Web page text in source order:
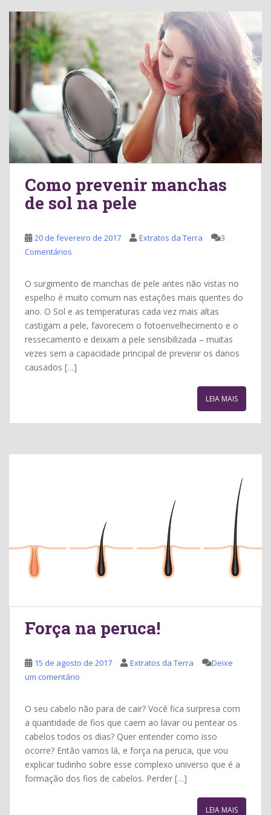
Como prevenir manchas
de sol na pele
20 de fevereiro de 2017 Extratos da Terra
3
Comentários
O surgimento de manchas de pele antes não vistas no
espelho é muito comum nas estações mais quentes do
ano. O Sol e as temperaturas cada vez mais altas
castigam a pele, favorecem o fotoenvelhecimento e o
ressecamento e deixam a pele sensibilizada – muitas
vezes sem a capacidade principal de prevenir os danos
causados […]
LEIA MAIS
Força na peruca!
15 de agosto de 2017 Extratos da Terra
Deixe
um comentário
O seu cabelo não para de cair? Você fica surpresa com
a quantidade de fios que caem ao lavar ou pentear os
cabelos todos os dias? Quer entender como isso
ocorre? Então vamos lá, e força na peruca, que vou
explicar tudinho sobre esse complexo universo que é a
formação dos fios de cabelos. Perder […]
LEIA MAIS